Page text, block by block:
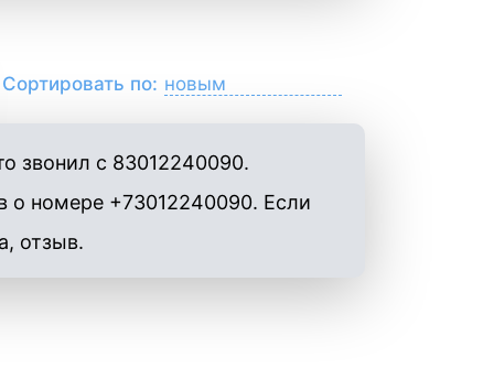
Сортировать по:
звонил с 83012240090.
о номере +73012240090. Если
отзыв.